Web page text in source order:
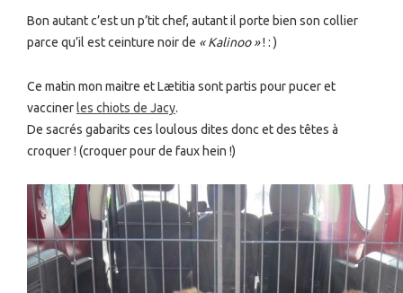
Bon autant c’est un p’tit chef, autant il porte bien son collier
parce qu’il est ceinture noir de « Kalinoo »! : )
Ce matin mon maitre et Lætitia sont partis pour pucer et
vacciner les chiots de Jacy.
De sacrés gabarits ces loulous dites donc et des têtes à
croquer ! (croquer pour de faux hein !)